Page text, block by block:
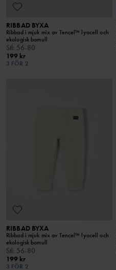
RIBBAD BYXA
Ribbad i mjuk mix av Tencel™ lyocell och
ekologisk bomull
Stl: 56-80
199 kr
3 FÖR 2
RIBBAD BYXA
Ribbad i mjuk mix av Tencel™ lyocell och
ekologisk bomull
Stl : 56-80
199 kr
3 FÖR 2